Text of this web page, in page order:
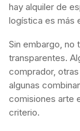
hay alquiler de
logística es más
Sin embargo, no
transparentes.
comprador,
algunas
comisiones arte
criterio.